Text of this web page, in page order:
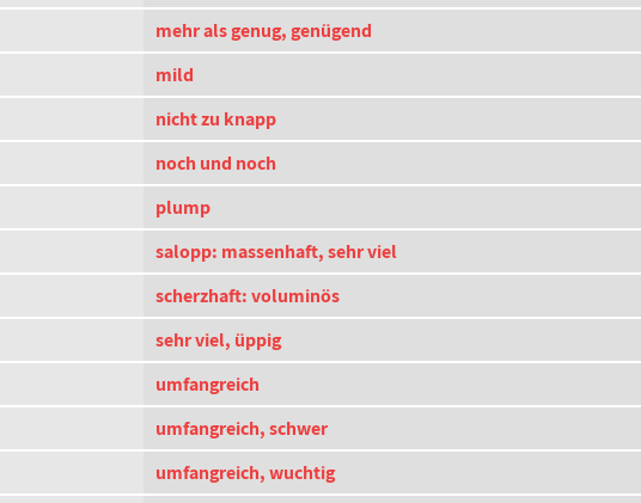
mehr als genug, genügend
mild
nicht zu knapp
noch und noch
plump
salopp: massenhaft, sehr viel
scherzhaft: voluminös
sehr viel, üppig
umfangreich
umfangreich, schwer
umfangreich, wuchtig